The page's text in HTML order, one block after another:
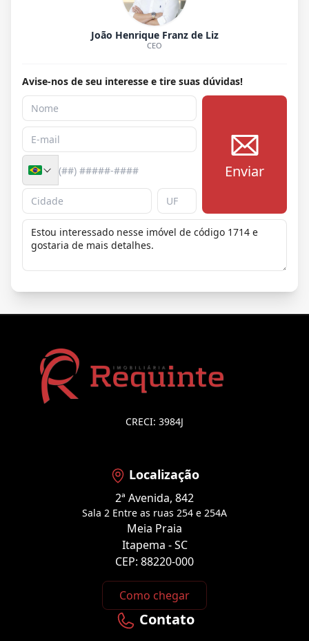
João Henrique Franz de Liz
CEO
Avise-nos de seu interesse e tire suas dúvidas!
Enviar
CRECI: 3984J
Localização
2ª Avenida, 842
Sala 2 Entre as ruas 254 e 254A
Meia Praia
Itapema - SC
CEP: 88220-000
Como chegar
Contato